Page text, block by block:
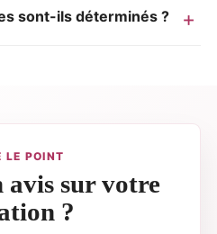
sont-ils déterminés ?
LE POINT
avis sur votre
?